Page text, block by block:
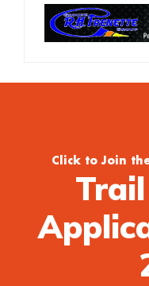
Click to Join